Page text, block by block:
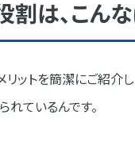
インは、こんな
リットを簡潔にご紹
れているんです。